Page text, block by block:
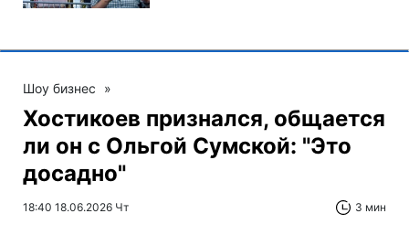
Шоу бизнес »
Хостикоев признался, общается
ли он с Ольгой Сумской: "Это
досадно"
18:40 18.06.2026 Чт 3 мин